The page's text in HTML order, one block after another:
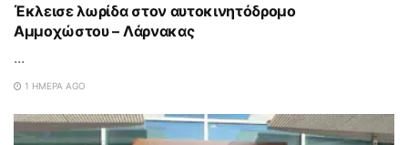
Έκλεισε λωρίδα στον αυτοκινητόδρομο
Αμμοχώστου – Λάρνακας
...
1 ΗΜΈΡΑ AGO